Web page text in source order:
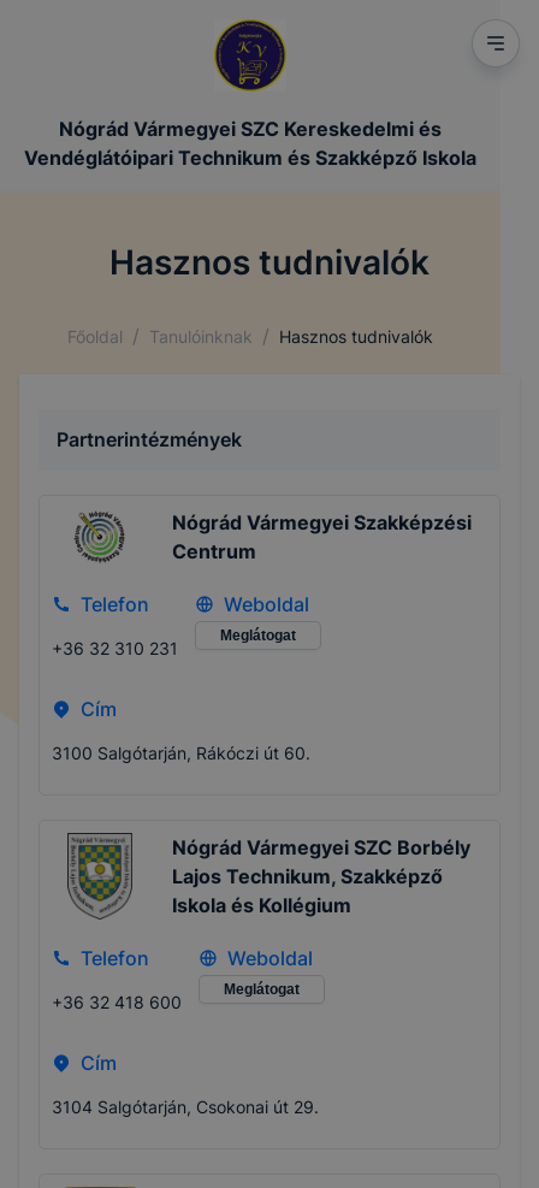
Nógrád Vármegyei SZC Kereskedelmi és
Vendéglátóipari Technikum és Szakképző Iskola
Hasznos tudnivalók
Főoldal / Tanulóinknak / Hasznos tudnivalók
Partnerintézmények
Nógrád Vármegyei Szakképzési
Centrum
Telefon
+36 32 310 231
Weboldal
Meglátogat
Cím
3100 Salgótarján, Rákóczi út 60.
Nógrád Vármegyei SZC Borbély
Lajos Technikum, Szakképző
Iskola és Kollégium
Telefon
+36 32 418 600
Weboldal
Meglátogat
Cím
3104 Salgótarján, Csokonai út 29.